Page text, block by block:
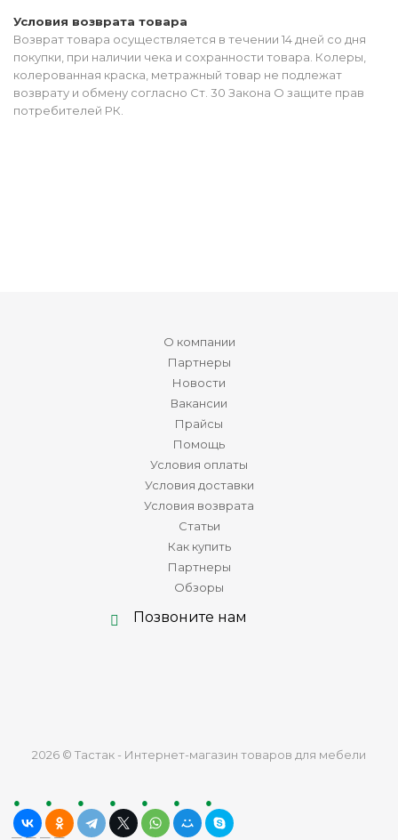
Условия возврата товара
Возврат товара осуществляется в течении 14 дней со дня
покупки, при наличии чека и сохранности товара. Колеры,
колерованная краска, метражный товар не подлежат
возврату и обмену согласно Ст. 30 Закона О защите прав
потребителей РК.
О компании
Партнеры
Новости
Вакансии
Прайсы
Помощь
Условия оплаты
Условия доставки
Условия возврата
Статьи
Как купить
Партнеры
Обзоры
Позвоните нам
2026 © Тастак - Интернет-магазин товаров для мебели